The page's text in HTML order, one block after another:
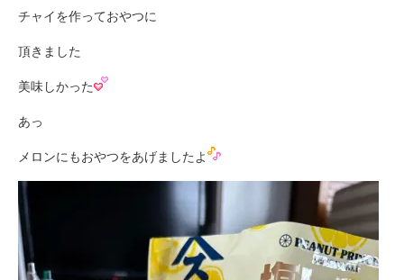
チャイを作っておやつに
頂きました
美味しかった
あっ
メロンにもおやつをあげましたよ